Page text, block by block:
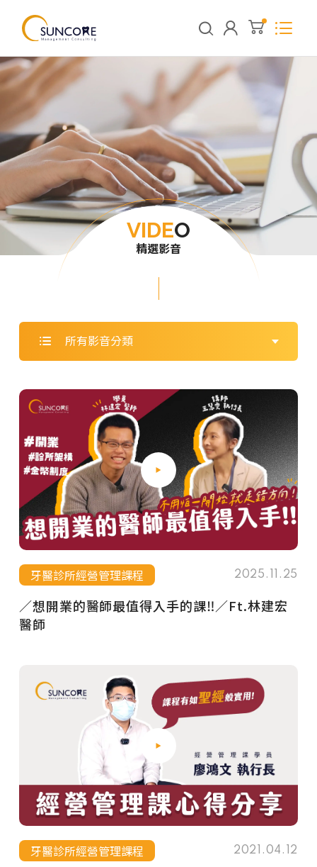
VIDEO
精選影音
所有影音分類
牙醫診所經營管理課程 2025.11.25
／想開業的醫師最值得入手的課‼️／Ft.林建宏
醫師
牙醫診所經營管理課程 2021.04.12